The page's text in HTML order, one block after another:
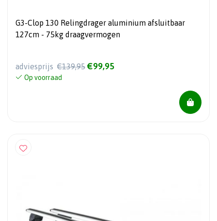
G3-Clop 130 Relingdrager aluminium afsluitbaar
127cm - 75kg draagvermogen
adviesprijs €139,95 €99,95
Op voorraad